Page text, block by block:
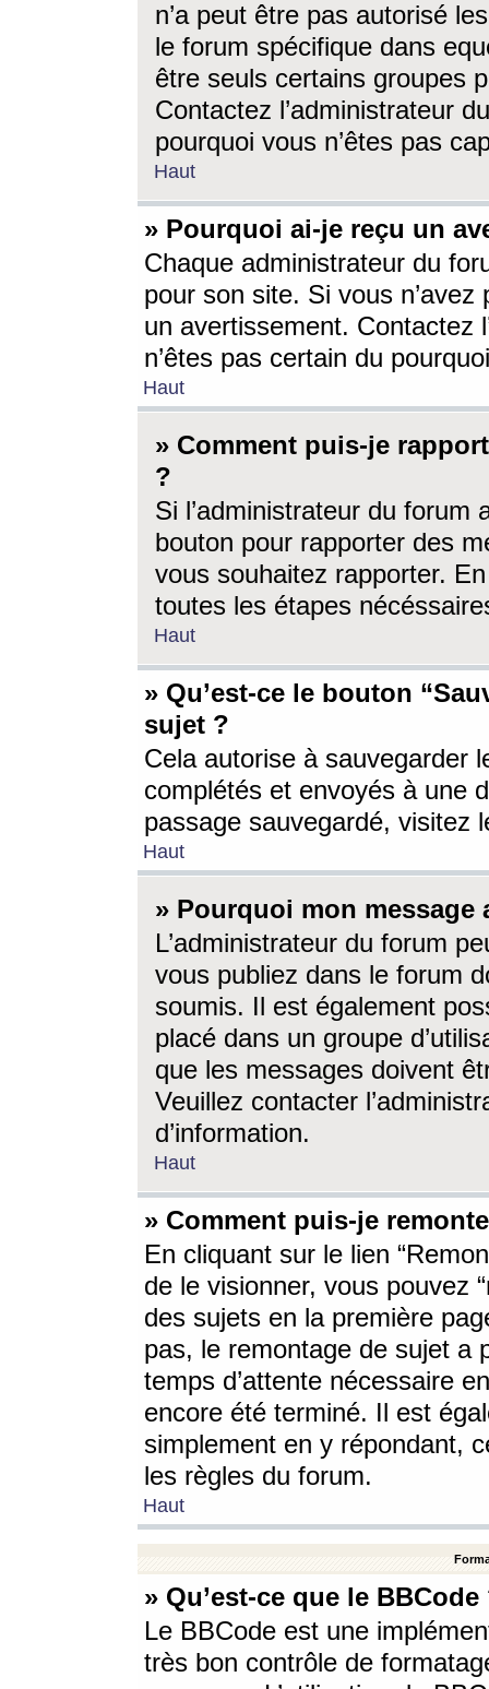
n’a peut être pas autorisé
le forum spécifique dans
être seuls certains groupes
Contactez l’administrateur
pourquoi vous n’êtes pas
Haut
» Pourquoi ai-je reçu un
Chaque administrateur du
pour son site. Si vous
un avertissement. Contactez
n’êtes pas certain du
Haut
» Comment puis-je
?
Si l’administrateur du forum
bouton pour rapporter des
vous souhaitez rapporter.
toutes les étapes
Haut
» Qu’est-ce le bouton
sujet ?
Cela autorise à sauvegarder
complétés et envoyés à une
passage sauvegardé, visitez
Haut
» Pourquoi mon message
L’administrateur du forum
vous publiez dans le forum
soumis. Il est également
placé dans un groupe
que les messages doivent
Veuillez contacter
d’information.
Haut
» Comment puis-je
En cliquant sur le lien
de le visionner, vous pouvez
des sujets en la première
pas, le remontage de sujet a
temps d’attente nécessaire
encore été terminé. Il est
simplement en y répondant,
les règles du forum.
Haut
» Qu’est-ce que le BBCode
Le BBCode est une
très bon contrôle de